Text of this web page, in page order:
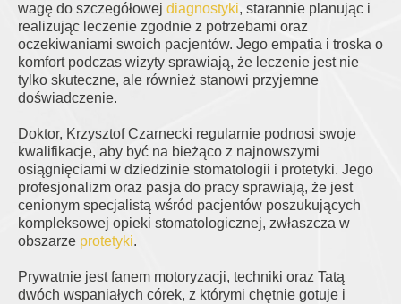
wagę do szczegółowej diagnostyki, starannie planując i
realizując leczenie zgodnie z potrzebami oraz
oczekiwaniami swoich pacjentów. Jego empatia i troska o
komfort podczas wizyty sprawiają, że leczenie jest nie
tylko skuteczne, ale również stanowi przyjemne
doświadczenie.
Doktor, Krzysztof Czarnecki regularnie podnosi swoje
kwalifikacje, aby być na bieżąco z najnowszymi
osiągnięciami w dziedzinie stomatologii i protetyki. Jego
profesjonalizm oraz pasja do pracy sprawiają, że jest
cenionym specjalistą wśród pacjentów poszukujących
kompleksowej opieki stomatologicznej, zwłaszcza w
obszarze protetyki.
Prywatnie jest fanem motoryzacji, techniki oraz Tatą
dwóch wspaniałych córek, z którymi chętnie gotuje i